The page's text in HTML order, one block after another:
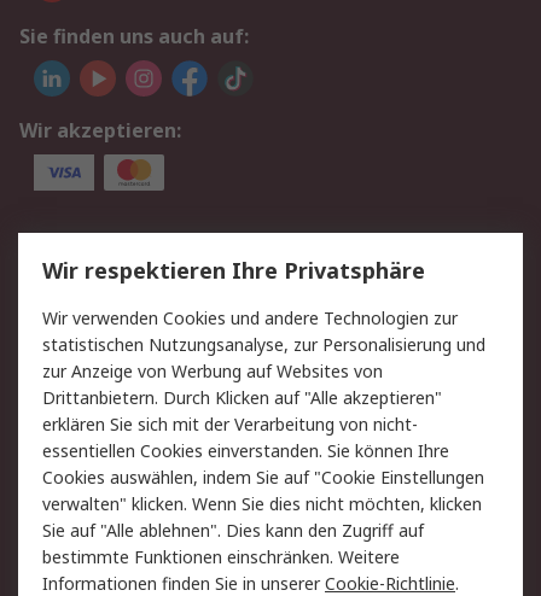
Sie finden uns auch auf:
Wir akzeptieren:
Service
Value Added Services
Lieferlösungen
Rücksendung/Entsorgung Kontakt
Hilfe
Rechtliches
RS Verkaufs- und
Lieferbedingungen
Datenschutz
Cookie-Richtlinie
Zahlungsbedingungen
Impressum
Webseite Konditionen
Wir respektieren Ihre Privatsphäre
Wir verwenden Cookies und andere Technologien zur
statistischen Nutzungsanalyse, zur Personalisierung und
zur Anzeige von Werbung auf Websites von
Drittanbietern. Durch Klicken auf "Alle akzeptieren"
erklären Sie sich mit der Verarbeitung von nicht-
essentiellen Cookies einverstanden. Sie können Ihre
Cookies auswählen, indem Sie auf "Cookie Einstellungen
verwalten" klicken. Wenn Sie dies nicht möchten, klicken
Sie auf "Alle ablehnen". Dies kann den Zugriff auf
bestimmte Funktionen einschränken. Weitere
Informationen finden Sie in unsererCookie-Richtlinie.